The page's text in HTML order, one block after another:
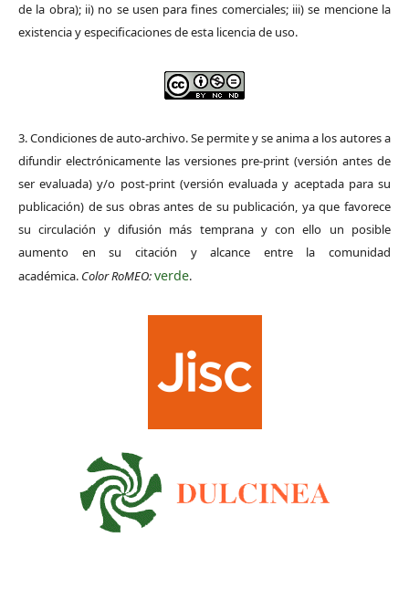
de la obra); ii) no se usen para fines comerciales; iii) se mencione la
existencia y especificaciones de esta licencia de uso.
3. Condiciones de auto-archivo. Se permite y se anima a los autores a
difundir electrónicamente las versiones pre-print (versión antes de
ser evaluada) y/o post-print (versión evaluada y aceptada para su
publicación) de sus obras antes de su publicación, ya que favorece
su circulación y difusión más temprana y con ello un posible
aumento en su citación y alcance entre la comunidad
académica. Color RoMEO:verde.